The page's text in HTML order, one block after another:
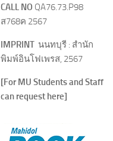
CALL NO QA76.73.P98
ส768ค 2567
IMPRINT นนทบุรี : สํานัก
พิมพ์อินโฟเพรส, 2567
[For MU Students and Staff
can request here]